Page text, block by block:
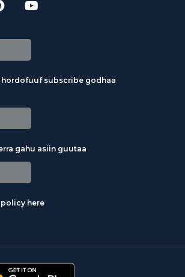
hordofuuf subscribe godhaa
gahu asiin guutaa
here